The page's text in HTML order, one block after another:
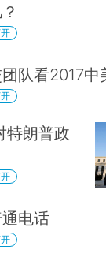
队看2017中
特朗普政
电话